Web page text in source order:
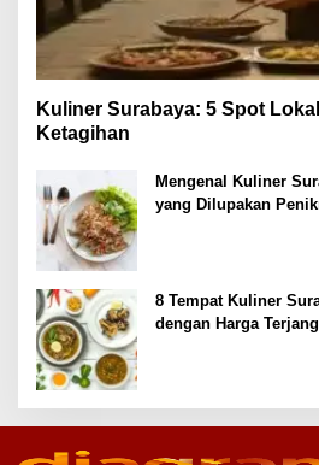
Kuliner Surabaya: 5 Spot
Ketagihan
Mengenal Kuliner
yang Dilupakan
8 Tempat Kuliner
dengan Harga